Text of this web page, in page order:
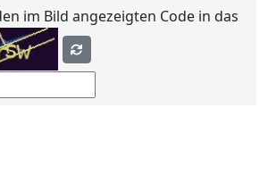
im Bild angezeigten Code in das